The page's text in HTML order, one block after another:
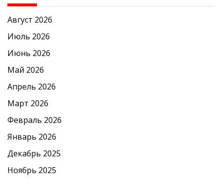
Август 2026
Июль 2026
Июнь 2026
Май 2026
Апрель 2026
Март 2026
Февраль 2026
Январь 2026
Декабрь 2025
Ноябрь 2025